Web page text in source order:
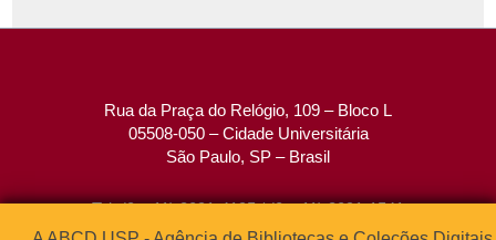
Rua da Praça do Relógio, 109 – Bloco L
05508-050 – Cidade Universitária
São Paulo, SP – Brasil
Tel: (0xx11) 3091-4195 / (0xx11) 3091-1541
Fax: (0xx11) 3091-1567